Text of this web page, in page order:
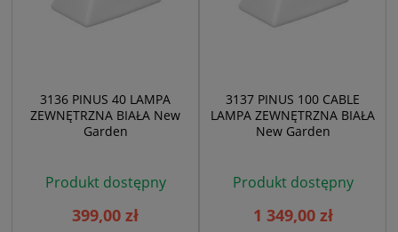
3136 PINUS 40 LAMPA
ZEWNĘTRZNA BIAŁA New
Garden
Produkt dostępny
399,00 zł
3137 PINUS 100 CABLE
LAMPA ZEWNĘTRZNA BIAŁA
New Garden
Produkt dostępny
1 349,00 zł